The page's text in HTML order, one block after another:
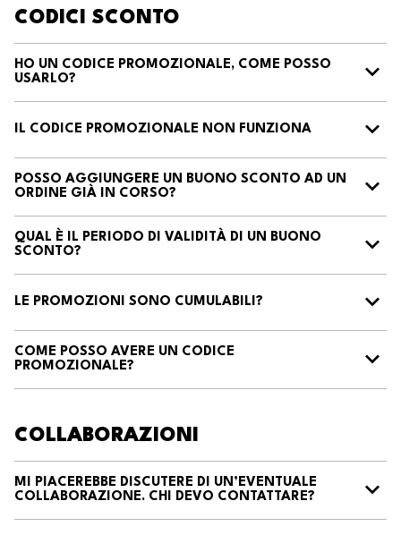
CODICI SCONTO
HO UN CODICE PROMOZIONALE, COME POSSO
USARLO?
IL CODICE PROMOZIONALE NON FUNZIONA
POSSO AGGIUNGERE UN BUONO SCONTO AD UN
ORDINE GIÀ IN CORSO?
QUAL È IL PERIODO DI VALIDITÀ DI UN BUONO
SCONTO?
LE PROMOZIONI SONO CUMULABILI?
COME POSSO AVERE UN CODICE
PROMOZIONALE?
COLLABORAZIONI
MI PIACEREBBE DISCUTERE DI UN’EVENTUALE
COLLABORAZIONE. CHI DEVO CONTATTARE?